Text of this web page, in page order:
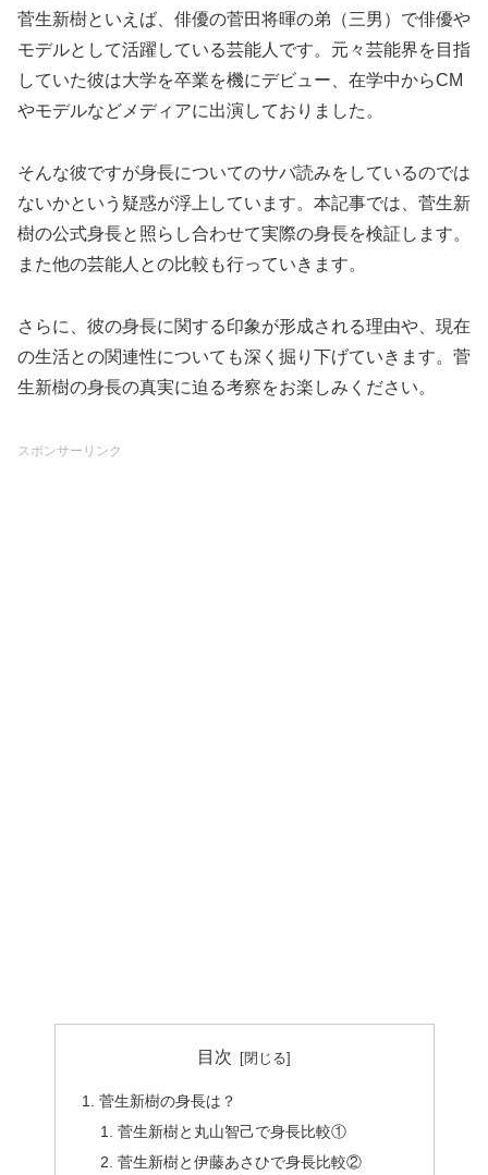
菅生新樹といえば、俳優の菅田将暉の弟（三男）で俳優や
モデルとして活躍している芸能人です。元々芸能界を目指
していた彼は大学を卒業を機にデビュー、在学中からCM
やモデルなどメディアに出演しておりました。
そんな彼ですが身長についてのサバ読みをしているのでは
ないかという疑惑が浮上しています。本記事では、菅生新
樹の公式身長と照らし合わせて実際の身長を検証します。
また他の芸能人との比較も行っていきます。
さらに、彼の身長に関する印象が形成される理由や、現在
の生活との関連性についても深く掘り下げていきます。菅
生新樹の身長の真実に迫る考察をお楽しみください。
スポンサーリンク
目次
菅生新樹の身長は？
菅生新樹と丸山智己で身長比較①
菅生新樹と伊藤あさひで身長比較②